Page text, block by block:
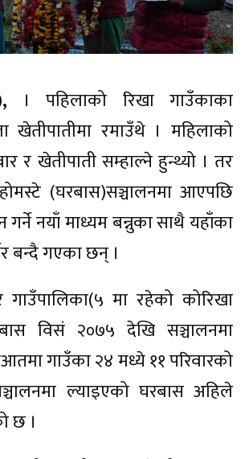
। पहिलाको रिखा गाउँकाका
खेतीपातीमा रमाउँथे । महिलाको
र खेतीपाती सम्हाल्ने हुन्थ्यो । तर
(घरबास)सञ्चालनमा आएपछि
नयाँ माध्यम बन्नुका साथै यहाँका
बन्दै गएका छन् ।
गाउँपालिका(५ मा रहेको कोरिखा
विसं २०७५ देखि सञ्चालनमा
गाउँका २४ मध्ये ११ परिवारको
ल्याइएको घरबास अहिले
छ ।